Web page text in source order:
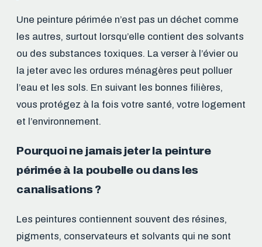
Une peinture périmée n’est pas un déchet comme
les autres, surtout lorsqu’elle contient des solvants
ou des substances toxiques. La verser à l’évier ou
la jeter avec les ordures ménagères peut polluer
l’eau et les sols. En suivant les bonnes filières,
vous protégez à la fois votre santé, votre logement
et l’environnement.
Pourquoi ne jamais jeter la peinture
périmée à la poubelle ou dans les
canalisations ?
Les peintures contiennent souvent des résines,
pigments, conservateurs et solvants qui ne sont